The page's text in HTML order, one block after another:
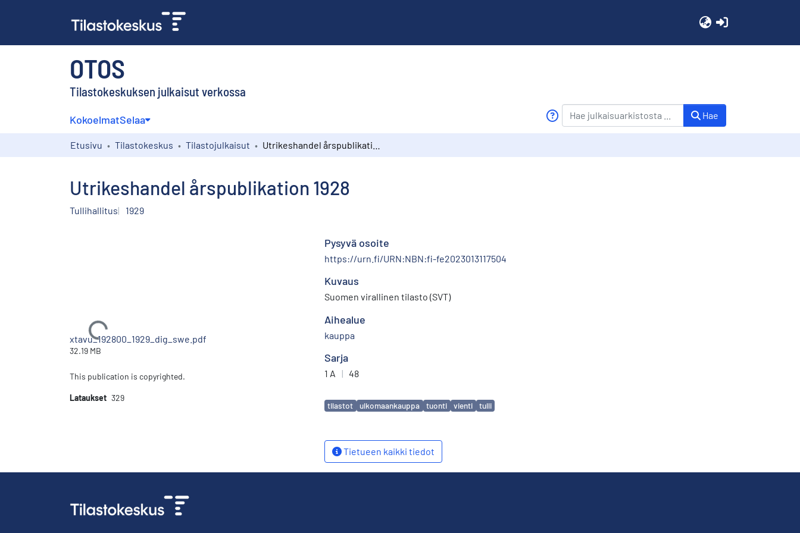
OTOS
Tilastokeskuksen julkaisut verkossa
KokoelmatSelaa Hae
Etusivu Tilastokeskus Tilastojulkaisut
Utrikeshandel årspublikation 1928
Tullihallitus 1929
Ladataan...
xtavu_192800_1929_dig_swe.pdf
32.19 MB
This publication is copyrighted.
Lataukset 329
Pysyvä osoite
https://urn.fi/URN:NBN:fi-fe2023013117504
Kuvaus
Suomen virallinen tilasto (SVT)
Aihealue
kauppa
Sarja
1 A | 48
Avainsanat
tilastot ulkomaankauppa tuonti vienti tulli
Tietueen kaikki tiedot